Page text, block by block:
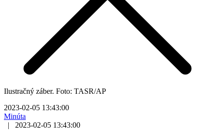
Ilustračný záber. Foto: TASR/AP
2023-02-05 13:43:00
Minúta
|
2023-02-05 13:43:00